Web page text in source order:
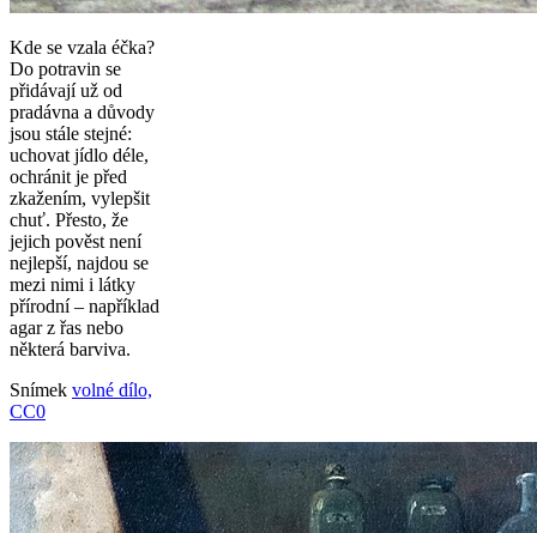
Kde se vzala éčka?
Do potravin se
přidávají už od
pradávna a důvody
jsou stále stejné:
uchovat jídlo déle,
ochránit je před
zkažením, vylepšit
chuť. Přesto, že
jejich pověst není
nejlepší, najdou se
mezi nimi i látky
přírodní – například
agar z řas nebo
některá barviva.
Snímek volné dílo,
CC0